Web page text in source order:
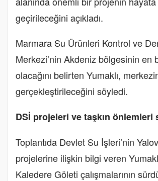
geçirileceğini açıkladı.
Marmara Su Ürünleri Kontrol ve
Merkezi’nin Akdeniz bölgesinin en
olacağını belirten Yumaklı, merkezin
gerçekleştirileceğini söyledi.
DSİ projeleri ve taşkın önlemleri
Toplantıda Devlet Su İşleri’nin
projelerine ilişkin bilgi veren
Kaledere Göleti çalışmalarının